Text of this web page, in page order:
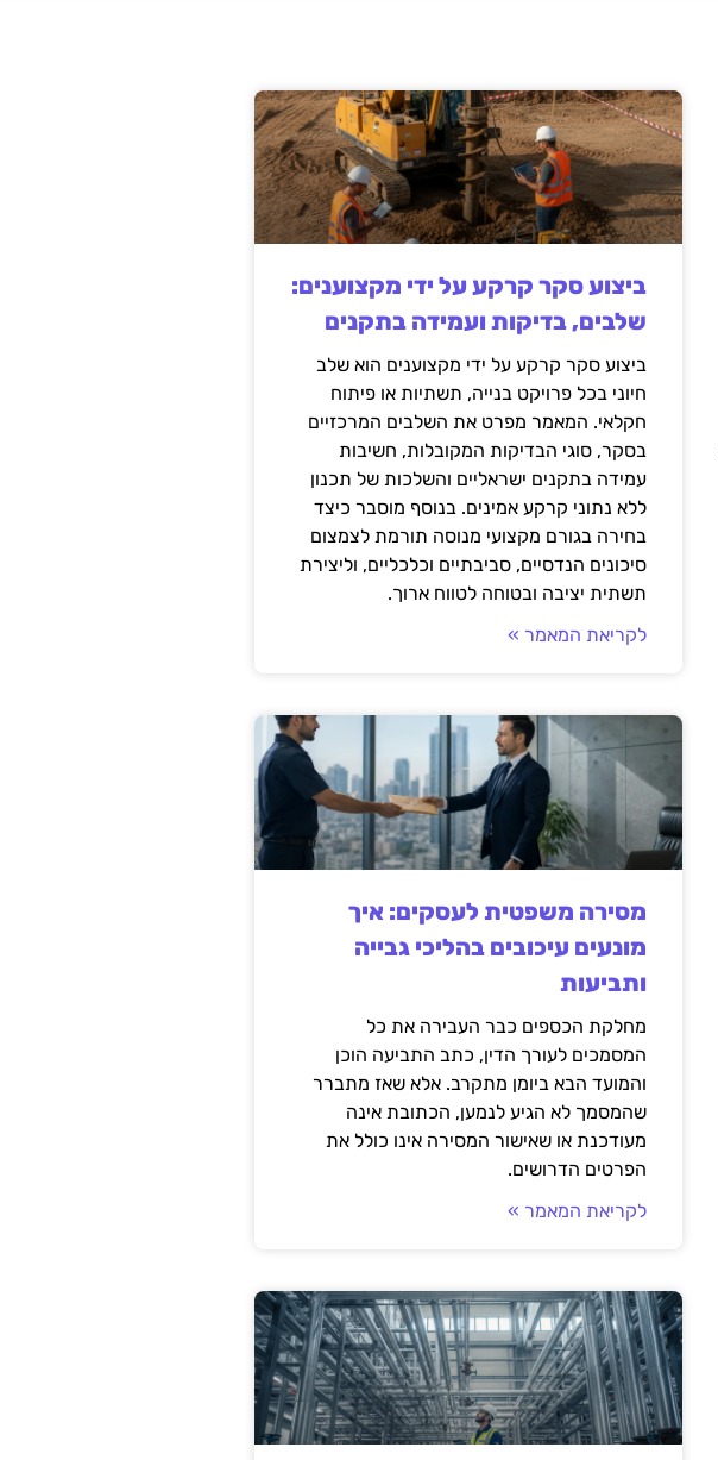
ביצוע סקר קרקע על ידי מקצוענים:
שלבים, בדיקות ועמידה בתקנים
ביצוע סקר קרקע על ידי מקצוענים הוא שלב
חיוני בכל פרויקט בנייה, תשתיות או פיתוח
חקלאי. המאמר מפרט את השלבים המרכזיים
בסקר, סוגי הבדיקות המקובלות, חשיבות
עמידה בתקנים ישראליים והשלכות של תכנון
ללא נתוני קרקע אמינים. בנוסף מוסבר כיצד
בחירה בגורם מקצועי מנוסה תורמת לצמצום
סיכונים הנדסיים, סביבתיים וכלכליים, וליצירת
תשתית יציבה ובטוחה לטווח ארוך.
לקריאת המאמר »
מסירה משפטית לעסקים: איך
מונעים עיכובים בהליכי גבייה
ותביעות
מחלקת הכספים כבר העבירה את כל
המסמכים לעורך הדין, כתב התביעה הוכן
והמועד הבא ביומן מתקרב. אלא שאז מתברר
שהמסמך לא הגיע לנמען, הכתובת אינה
מעודכנת או שאישור המסירה אינו כולל את
הפרטים הדרושים.
לקריאת המאמר »